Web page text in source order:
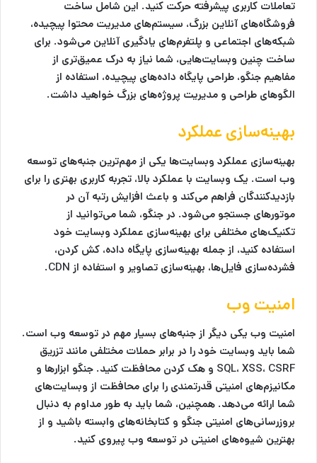
تعاملات کاربری پیشرفته حرکت کنید. این شامل ساخت
فروشگاه‌های آنلاین بزرگ، سیستم‌های مدیریت محتوا پیچیده،
شبکه‌های اجتماعی و پلتفرم‌های یادگیری آنلاین می‌شود. برای
ساخت چنین وبسایت‌هایی، شما نیاز به درک عمیق‌تری از
مفاهیم جنگو، طراحی پایگاه داده‌های پیچیده، استفاده از
الگوهای طراحی و مدیریت پروژه‌های بزرگ خواهید داشت.
بهینه‌سازی عملکرد
بهینه‌سازی عملکرد وبسایت‌ها یکی از مهم‌ترین جنبه‌های توسعه
وب است. یک وبسایت با عملکرد بالا، تجربه کاربری بهتری را برای
بازدیدکنندگان فراهم می‌کند و باعث افزایش رتبه آن در
موتورهای جستجو می‌شود. در جنگو، شما می‌توانید از
تکنیک‌های مختلفی برای بهینه‌سازی عملکرد وبسایت خود
استفاده کنید، از جمله بهینه‌سازی پایگاه داده، کش کردن،
فشرده‌سازی فایل‌ها، بهینه‌سازی تصاویر و استفاده از CDN.
امنیت وب
امنیت وب یکی دیگر از جنبه‌های بسیار مهم در توسعه وب است.
شما باید وبسایت خود را در برابر حملات مختلفی مانند تزریق
SQL، XSS، CSRF و هک کردن محافظت کنید. جنگو ابزارها و
مکانیزم‌های امنیتی قدرتمندی را برای محافظت از وبسایت‌های
شما ارائه می‌دهد. همچنین، شما باید به طور مداوم به دنبال
بروزرسانی‌های امنیتی جنگو و کتابخانه‌های وابسته باشید و از
بهترین شیوه‌های امنیتی در توسعه وب پیروی کنید.